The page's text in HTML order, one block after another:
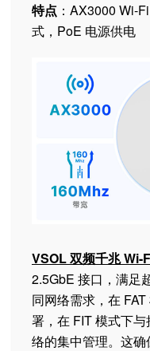
特点 ：AX3000 Wi-
式，PoE 电源供电
VSOL 双频千兆 Wi-
2.5GbE 接口，满足
同网络需求，在
署，在 FIT 模式下
络的集中管理。这